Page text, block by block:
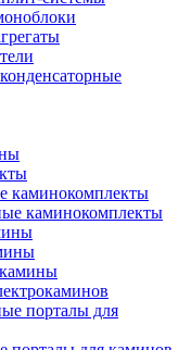
каминокомплекты
каминокомплекты
порталы для